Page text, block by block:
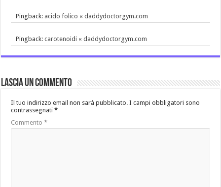
Pingback: acido folico « daddydoctorgym.com
Pingback:carotenoidi « daddydoctorgym.com
Lascia un commento
Il tuo indirizzo email non sarà pubblicato. I campi obbligatori sono
contrassegnati*
Commento*